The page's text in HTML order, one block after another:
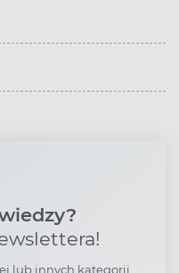
lub innych kategorii